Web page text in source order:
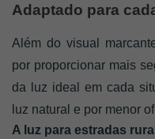
Adaptado para
Além do visual
por proporcionar mais
da luz ideal em cada
luz natural e por menor
A luz para estradas